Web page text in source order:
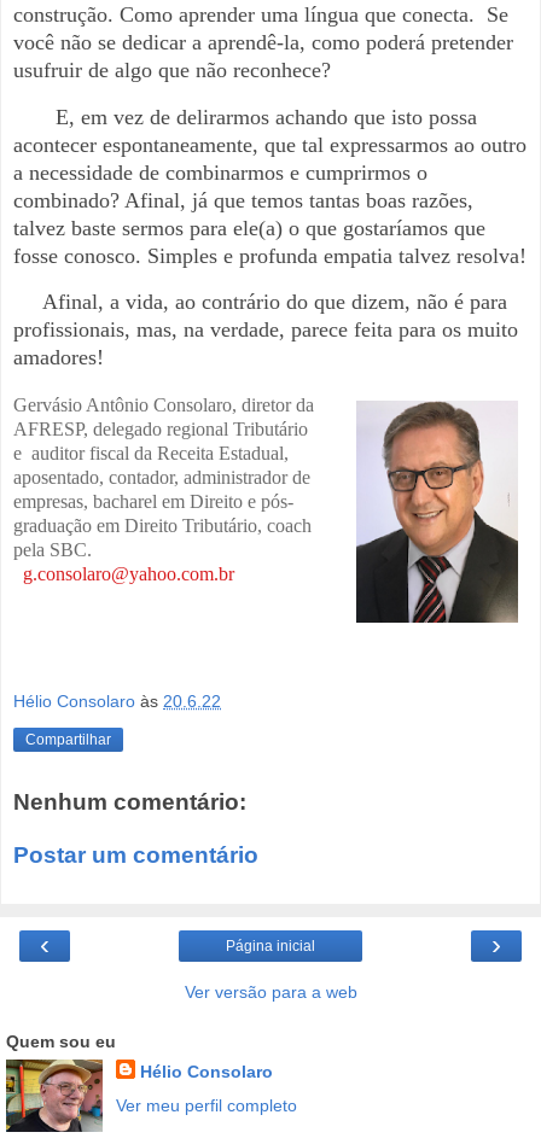
construção. Como aprender uma língua que conecta. Se
você não se dedicar a aprendê-la, como poderá pretender
usufruir de algo que não reconhece?
E, em vez de delirarmos achando que isto possa
acontecer espontaneamente, que tal expressarmos ao outro
a necessidade de combinarmos e cumprirmos o
combinado? Afinal, já que temos tantas boas razões,
talvez baste sermos para ele(a) o que gostaríamos que
fosse conosco. Simples e profunda empatia talvez resolva!
Afinal, a vida, ao contrário do que dizem, não é para
profissionais, mas, na verdade, parece feita para os muito
amadores!
Gervásio Antônio Consolaro, diretor da
AFRESP, delegado regional Tributário
e auditor fiscal da Receita Estadual,
aposentado, contador, administrador de
empresas, bacharel em Direito e pós-
graduação em Direito Tributário, coach
pela SBC.
g.consolaro@yahoo.com.br
Hélio Consolaro às 20.6.22
Compartilhar
Nenhum comentário:
Postar um comentário
‹ ›
Página inicial
Ver versão para a web
Quem sou eu
Hélio Consolaro
Ver meu perfil completo